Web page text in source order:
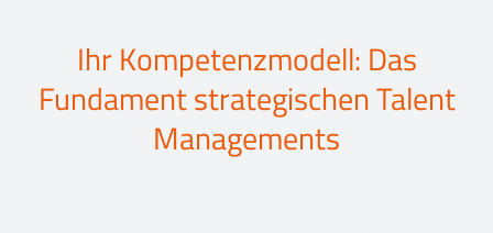
Ihr Kompetenzmodell: Das
Fundament strategischen Talent
Managements